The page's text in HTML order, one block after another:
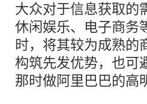
大众对于信息获取的
休闲娱乐、电子商务
时，将其较为成熟的
构筑先发优势，也可
那时做阿里巴巴的高